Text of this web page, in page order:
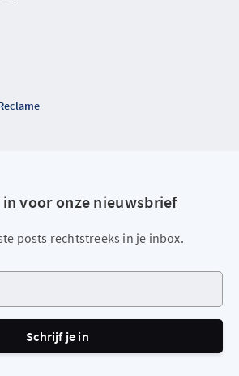
voor onze nieuwsbrief
posts rechtstreeks in je inbox.
Schrijf je in